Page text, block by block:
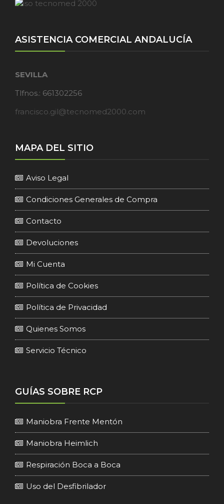
ASISTENCIA COMERCIAL ANDALUCÍA
SEVILLA
Tlfnos.: 661302256
francisco.gil@tecnomed2000.com
MAPA DEL SITIO
Aviso Legal
Condiciones Generales de Compra
Contacto
Devoluciones
Mi Cuenta
Política de Cookies
Política de Privacidad
Quienes Somos
Servicio Técnico
GUÍAS SOBRE RCP
Maniobra Frente Mentón
Maniobra Heimlich
Respiración Boca a Boca
Uso del Desfibrilador